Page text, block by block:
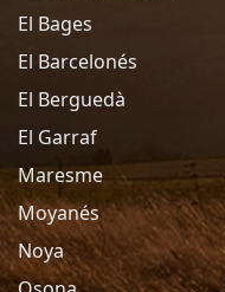
El Bages
El Barcelonés
El Berguedà
El Garraf
Maresme
Moyanés
Noya